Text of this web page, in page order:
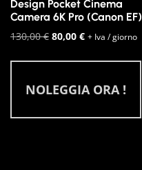
Design Pocket Cinema
Camera 6K Pro (Canon EF)
130,00€ Il
originale
130,00 €.
80,00 €Il
attuale
80,00 €.
+ Iva / giorno
NOLEGGIA ORA !